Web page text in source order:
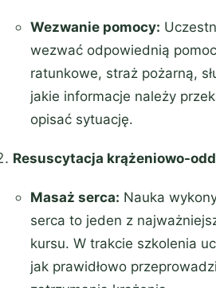
Wezwanie pomocy:
wezwać odpowiednią
ratunkowe, straż pożarną,
jakie informacje należy
opisać sytuację.
Resuscytacja krążeniowo-
Masaż serca: Nauka
serca to jeden z
kursu. W trakcie szkolenia
jak prawidłowo